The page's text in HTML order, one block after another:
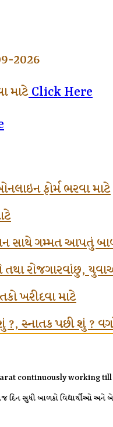
2026
માટે Click Here
ફોર્મ ભરવા માટે
સાથે ગમ્મત આપતું
રોજગારવાંછુ,
ખરીદવા માટે
સ્નાતક પછી શું ? વગરે
continuously working till
સુધી બાળકો વિદ્યાર્થીઓ અને